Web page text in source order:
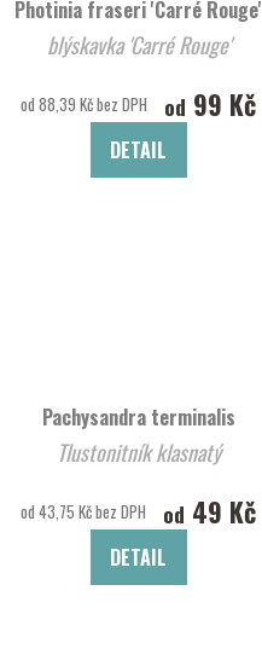
Photinia fraseri 'Carré Rouge'
blýskavka 'Carré Rouge'
od 88,39 Kč bez DPH od 99 Kč
DETAIL
Pachysandra terminalis
Tlustonitník klasnatý
od 43,75 Kč bez DPH od 49 Kč
DETAIL